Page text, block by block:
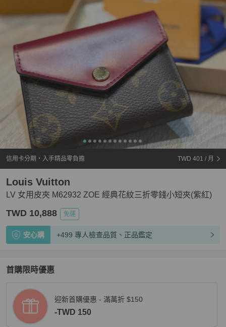
信用卡分期・入手精品零負擔 TWD 401 / 月
LV 女用皮夾 M62932 ZOE 經典花紋三折零錢小短夾(紫紅)
Louis Vuitton
TWD 10,888 免運
安心購 +499 專人檢查品質、正品鑑定
首購限時優惠
迎新首購優惠 - 滿萬折 $150
-TWD 150